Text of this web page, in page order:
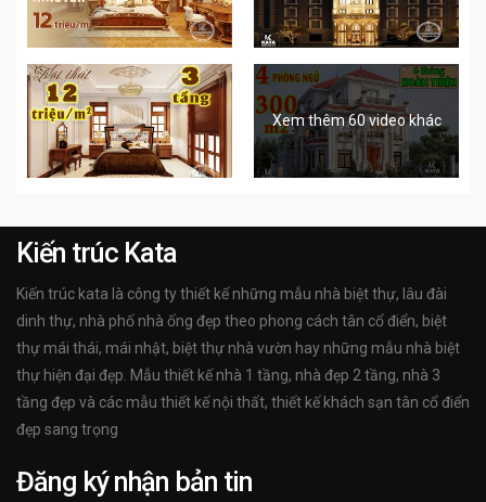
Xem thêm 60 video khác
Kiến trúc Kata
Kiến trúc kata là công ty thiết kế những mẫu nhà biệt thự, lâu đài
dinh thự, nhà phố nhà ống đẹp theo phong cách tân cổ điển, biệt
thự mái thái, mái nhật, biệt thự nhà vườn hay những mẫu nhà biệt
thự hiện đại đẹp. Mẫu thiết kế nhà 1 tầng, nhà đẹp 2 tầng, nhà 3
tầng đẹp và các mẫu thiết kế nội thất, thiết kế khách sạn tân cổ điển
đẹp sang trọng
Đăng ký nhận bản tin